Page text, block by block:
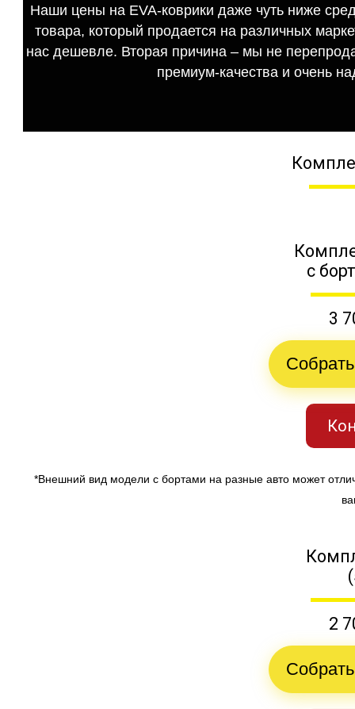
Наши цены на EVA-коврики даже чуть ниже
товара, который продается на различных
нас дешевле. Вторая причина – мы не
премиум-качества и очень
с
3
*Внешний вид модели с бортами на разные авто может
2